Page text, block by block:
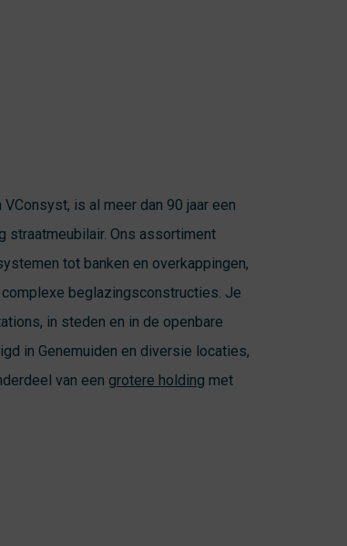
VConsyst, is al meer dan 90 jaar een
straatmeubilair. Ons assortiment
tot banken en overkappingen,
beglazingsconstructies. Je
in steden en in de openbare
in Genemuiden en diversie locaties,
van een grotere holding met